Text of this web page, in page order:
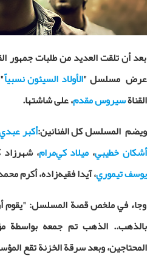
بعد أن تلقت العديد من طلبات جمهور
عرض مسلسل "الأولاد السيئون نسبياً
القناةسيروس مقدم، على شاشتها.
ويضم المسلسل كل الفنانين:أكبر
أشكان خطيبي، ميلاد كي‌مرام،
يوسف تيموري، آيدا فقيه‌زاده، أكرم
وجاء في ملخص قصة المسلسل: "يقوم
بالذهب.. الذهب تم جمعه بواسطة
المحتاجين، وبعد سرقة الخزنة تقع